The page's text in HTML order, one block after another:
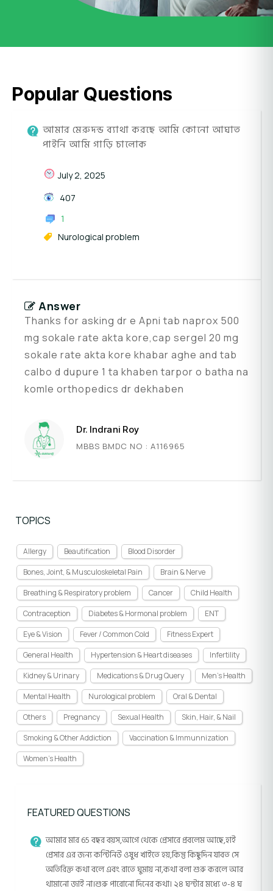
Popular Questions
আমার মেরুদন্ড ব্যাথা করছে আমি কোনো আঘাত
পাইনি আমি গাড়ি চালোক
July 2, 2025
407
1
Nurological problem
Answer
Thanks for asking dr e Apni tab naprox 500
mg sokale rate akta kore,cap sergel 20 mg
sokale rate akta kore khabar aghe and tab
calbo d dupure 1 ta khaben tarpor o batha na
komle orthopedics dr dekhaben
Dr. Indrani Roy
MBBS BMDC NO : A116965
TOPICS
Allergy Beautification
Blood Disorder
Bones, Joint, & Musculoskeletal Pain
Brain & Nerve
Breathing & Respiratory problem
Cancer
Child Health
Contraception
Diabetes & Hormonal problem
ENT
Eye & Vision
Fever / Common Cold
Fitness Expert
General Health
Hypertension & Heart diseases
Infertility
Kidney & Urinary
Medications & Drug Query
Men's Health
Mental Health
Nurological problem
Oral & Dental
Others
Pregnancy Sexual Health
Skin, Hair, & Nail
Smoking & Other Addiction
Vaccination & Immunnization
Women's Health
FEATURED QUESTIONS
আমার মার 65 বছর বয়স,আগে থেকে প্রেসারে প্রবলেম আছে,হাই
প্রেসার এর জন্য কন্টিনিউ ওষুধ খাইতে হয়,কিন্তু কিছুদিন যাবত সে
অতিরিক্ত কথা বলে এবং রাতে ঘুমায় না,কথা বলা শুরু করলে আর
থামানো জাই না।শুরু পারোনো দিনের কথা। ২৪ ঘন্টার মধ্যে ৩-৪ ঘ